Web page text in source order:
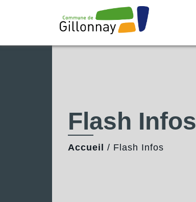
Flash Infos
Accueil / Flash Infos